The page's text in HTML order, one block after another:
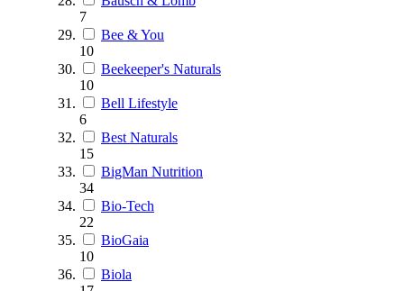
7
Bee & You
10
Beekeeper's Naturals
10
Bell Lifestyle
6
Best Naturals
15
BigMan Nutrition
34
Bio-Tech
22
BioGaia
10
Biola